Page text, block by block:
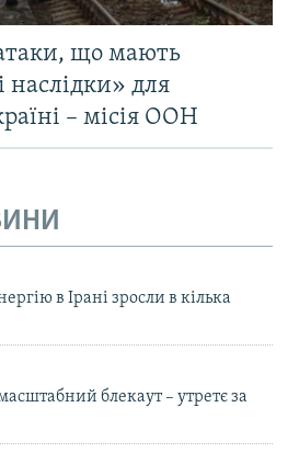
що мають
наслідки» для
– місія ООН
в Ірані зросли в кілька
масштабний блекаут – утретє за